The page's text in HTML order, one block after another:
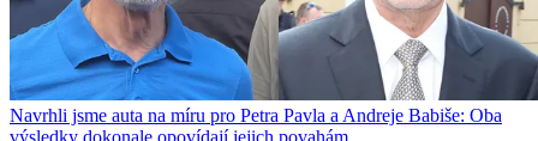
Navrhli jsme auta na míru pro Petra Pavla a Andreje Babiše: Oba
výsledky dokonale opovídají jejich povahám